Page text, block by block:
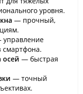
уровня.
— прочный,
смартфона.
осей — быстрая
— точный